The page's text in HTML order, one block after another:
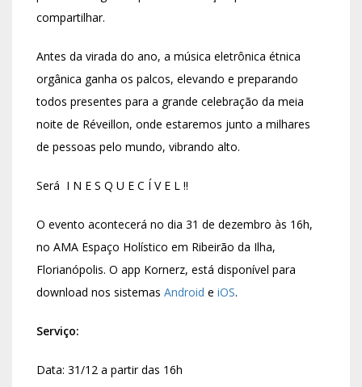
compartilhar.
Antes da virada do ano, a música eletrônica étnica
orgânica ganha os palcos, elevando e preparando
todos presentes para a grande celebração da meia
noite de Réveillon, onde estaremos junto a milhares
de pessoas pelo mundo, vibrando alto.
Será I N E S Q U E C Í V E L !!
O evento acontecerá no dia 31 de dezembro às 16h,
no AMA Espaço Holístico em Ribeirão da Ilha,
Florianópolis. O app Kornerz, está disponível para
download nos sistemas Android e iOS.
Serviço:
Data: 31/12 a partir das 16h